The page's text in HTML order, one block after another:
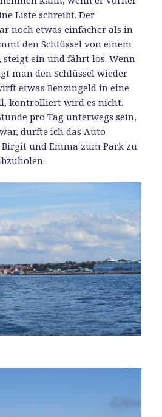
Liste schreibt. Der
noch etwas einfacher als in
den Schlüssel von einem
steigt ein und fährt los. Wenn
man den Schlüssel wieder
etwas Benzingeld in eine
kontrolliert wird es nicht.
pro Tag unterwegs sein,
durfte ich das Auto
und Emma zum Park zu